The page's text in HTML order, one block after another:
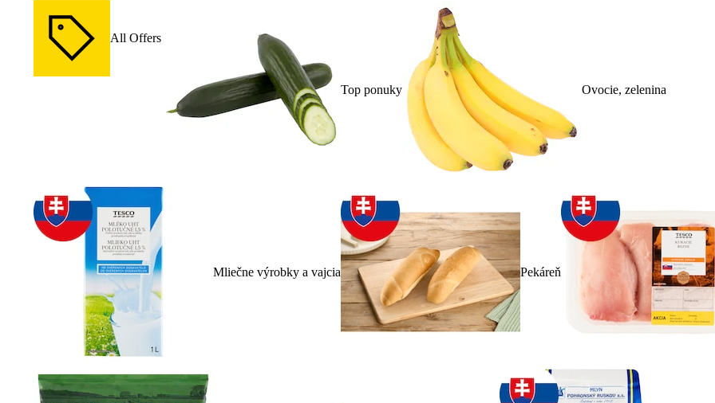
All Offers
Top ponuky Ovocie, zelenina
Mliečne výrobky a vajcia Pekáreň